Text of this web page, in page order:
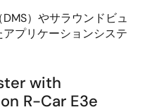
）やサラウンドビュ
プリケーションシステ
with
R-Car E3e